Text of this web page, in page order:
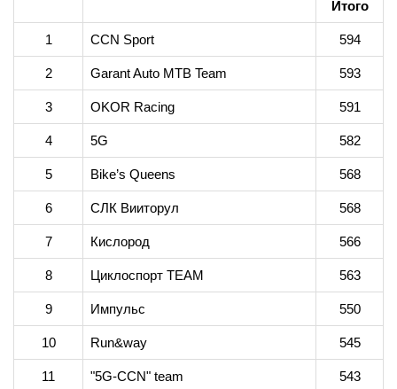
Итого
1 CCN Sport 594
2 Garant Auto MTB Team 593
3 OKOR Racing 591
4 5G 582
5 Bike’s Queens 568
6 СЛК Вииторул 568
7 Кислород 566
8 Циклоспорт TEAM 563
9 Импульс 550
10 Run&way 545
11 "5G-CCN" team 543